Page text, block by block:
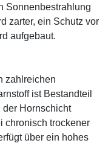
Sonnenbestrahlung
zarter, ein Schutz vor
aufgebaut.
zahlreichen
ist Bestandteil
der Hornschicht
chronisch trockener
über ein hohes